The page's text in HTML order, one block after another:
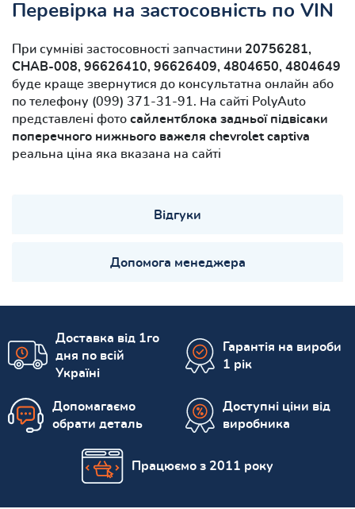
Перевірка на застосовність по VIN
При сумніві застосовності запчастини 20756281,
CHAB-008, 96626410, 96626409, 4804650, 4804649
буде краще звернутися до консультатна онлайн або
по телефону (099) 371-31-91. На сайті PolyAuto
представлені фото сайлентблока задньої підвісаки
поперечного нижнього важеля chevrolet captiva
реальна ціна яка вказана на сайті
Відгуки
Допомога менеджера
Доставка від 1го
дня по всій
Україні
Гарантія на вироби
1 рік
Допомагаємо
обрати деталь
Доступні ціни від
виробника
Працюємо з 2011 року